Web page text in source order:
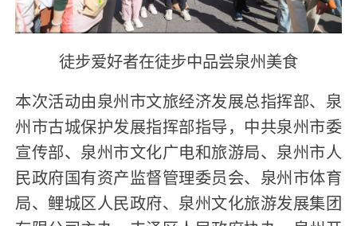
徒步爱好者在徒步中品尝泉州美食
本次活动由泉州市文旅经济发展总指挥部、泉
州市古城保护发展指挥部指导，中共泉州市委
宣传部、泉州市文化广电和旅游局、泉州市人
民政府国有资产监督管理委员会、泉州市体育
局、鲤城区人民政府、泉州文化旅游发展集团